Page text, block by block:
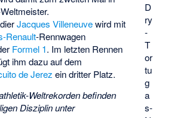
D
ry
-
T
or
tu
g
a
s-
Jacques Villeneuvewird mit
Renault-Rennwagen
Formel 1. Im letzten Rennen
ihm dazu auf dem
de Jerez ein dritter Platz.
Weltrekorden befinden
Disziplin unter